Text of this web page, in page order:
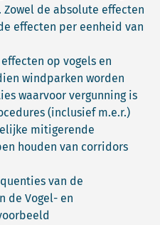
de absolute effecten
effecten per eenheid van
op vogels en
windparken worden
waarvoor vergunning is
(inclusief m.e.r.)
mitigerende
houden van corridors
van de
de Vogel- en